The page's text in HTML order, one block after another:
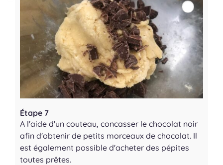
Étape 7
A l'aide d'un couteau, concasser le chocolat noir
afin d'obtenir de petits morceaux de chocolat. Il
est également possible d'acheter des pépites
toutes prêtes.